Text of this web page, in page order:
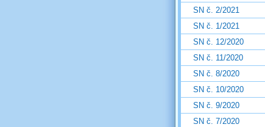
SN č. 2/2021
SN č. 1/2021
SN č. 12/2020
SN č. 11/2020
SN č. 8/2020
SN č. 10/2020
SN č. 9/2020
SN č. 7/2020